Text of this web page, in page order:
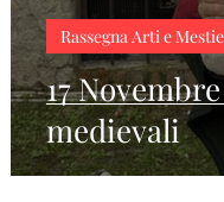
17
medievali
Rassegna Arti e